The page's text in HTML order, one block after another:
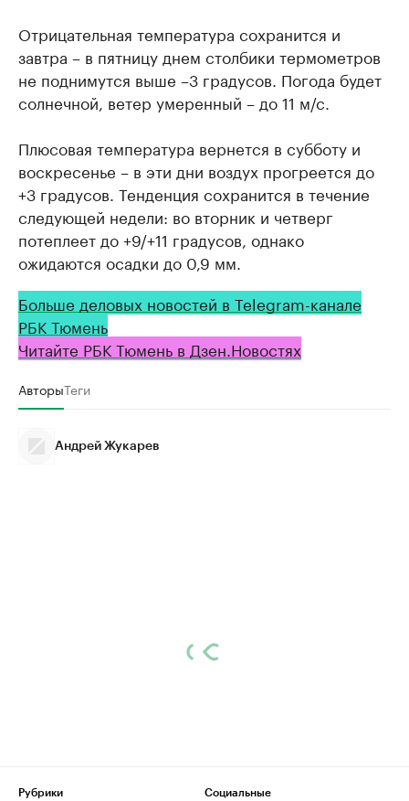
Отрицательная температура сохранится и
завтра – в пятницу днем столбики термометров
не поднимутся выше –3 градусов. Погода будет
солнечной, ветер умеренный – до 11 м/с.
Плюсовая температура вернется в субботу и
воскресенье – в эти дни воздух прогреется до
+3 градусов. Тенденция сохранится в течение
следующей недели: во вторник и четверг
потеплеет до +9/+11 градусов, однако
ожидаются осадки до 0,9 мм.
Больше деловых новостей в Telegram-канале
РБК Тюмень
Читайте РБК Тюмень в Дзен.Новостях
АвторыТеги
Андрей Жукарев
Рубрики
Социальные